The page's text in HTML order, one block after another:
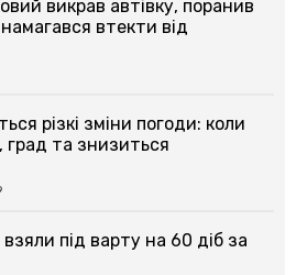
викрав автівку, поранив
втекти від
різкі зміни погоди: коли
град та знизиться
під варту на 60 діб за